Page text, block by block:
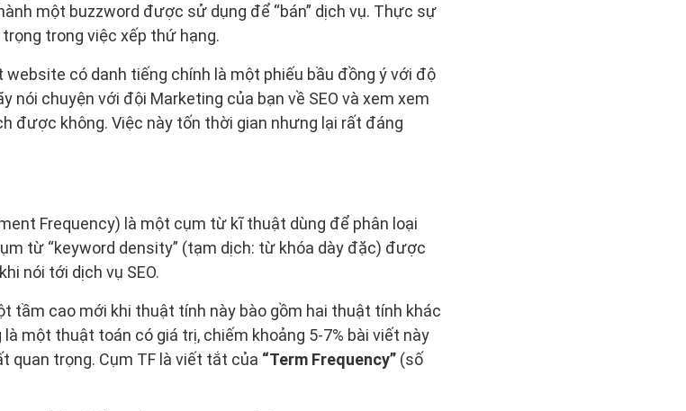
một buzzword được sử dụng để “bán” dịch vụ. Thực sự
trong việc xếp thứ hạng.
có danh tiếng chính là một phiếu bầu đồng ý với độ
nói chuyện với đội Marketing của bạn về SEO và xem xem
được không. Việc này tốn thời gian nhưng lại rất đáng
Frequency) là một cụm từ kĩ thuật dùng để phân loại
từ “keyword density” (tạm dịch: từ khóa dày đặc) được
nói tới dịch vụ SEO.
tầm cao mới khi thuật tính này bào gồm hai thuật tính khác
một thuật toán có giá trị, chiếm khoảng 5-7% bài viết này
quan trọng. Cụm TF là viết tắt của “Term Frequency” (số